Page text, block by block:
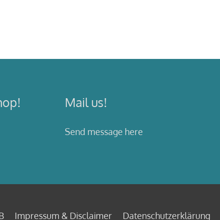
Mail us!
Send message here
Impressum & Disclaimer Datenschutzerklärung